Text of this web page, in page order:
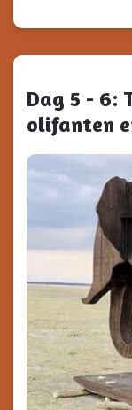
Dag 5 - 6:
olifanten